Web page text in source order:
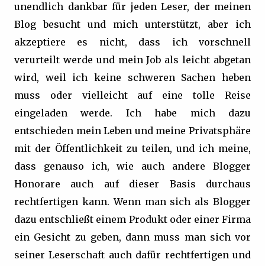
unendlich dankbar für jeden Leser, der meinen
Blog besucht und mich unterstützt, aber ich
akzeptiere es nicht, dass ich vorschnell
verurteilt werde und mein Job als leicht abgetan
wird, weil ich keine schweren Sachen heben
muss oder vielleicht auf eine tolle Reise
eingeladen werde. Ich habe mich dazu
entschieden mein Leben und meine Privatsphäre
mit der Öffentlichkeit zu teilen, und ich meine,
dass genauso ich, wie auch andere Blogger
Honorare auch auf dieser Basis durchaus
rechtfertigen kann. Wenn man sich als Blogger
dazu entschließt einem Produkt oder einer Firma
ein Gesicht zu geben, dann muss man sich vor
seiner Leserschaft auch dafür rechtfertigen und